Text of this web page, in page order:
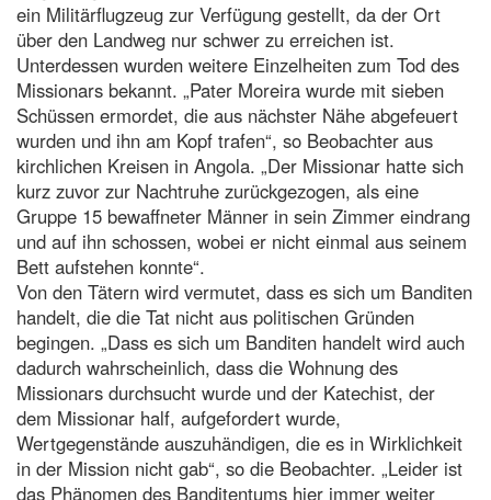
ein Militärflugzeug zur Verfügung gestellt, da der Ort
über den Landweg nur schwer zu erreichen ist.
Unterdessen wurden weitere Einzelheiten zum Tod des
Missionars bekannt. „Pater Moreira wurde mit sieben
Schüssen ermordet, die aus nächster Nähe abgefeuert
wurden und ihn am Kopf trafen“, so Beobachter aus
kirchlichen Kreisen in Angola. „Der Missionar hatte sich
kurz zuvor zur Nachtruhe zurückgezogen, als eine
Gruppe 15 bewaffneter Männer in sein Zimmer eindrang
und auf ihn schossen, wobei er nicht einmal aus seinem
Bett aufstehen konnte“.
Von den Tätern wird vermutet, dass es sich um Banditen
handelt, die die Tat nicht aus politischen Gründen
begingen. „Dass es sich um Banditen handelt wird auch
dadurch wahrscheinlich, dass die Wohnung des
Missionars durchsucht wurde und der Katechist, der
dem Missionar half, aufgefordert wurde,
Wertgegenstände auszuhändigen, die es in Wirklichkeit
in der Mission nicht gab“, so die Beobachter. „Leider ist
das Phänomen des Banditentums hier immer weiter